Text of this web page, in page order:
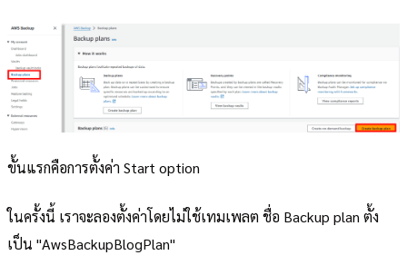
ขั้นแรกคือการตั้งค่า Start option
ในครั้งนี้ เราจะลองตั้งค่าโดยไม่ใช้เทมเพลต ชื่อ Backup plan ตั้ง
เป็น "AwsBackupBlogPlan"